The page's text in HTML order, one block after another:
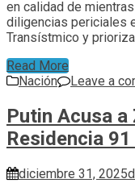
en calidad de
diligencias periciales
Transístmico y
Read More
Nación
Leave a
Putin Acusa a
Residencia
diciembre 31, 2025